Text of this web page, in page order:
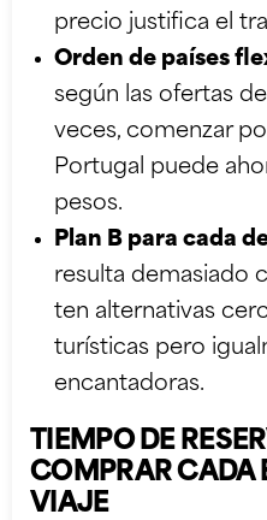
precio justifica el
Orden de países
según las ofertas
veces, comenzar
Portugal puede
pesos.
Plan B para cada
resulta demasiado
ten alternativas
turísticas pero
encantadoras.
TIEMPO DE
COMPRAR CADA
VIAJE